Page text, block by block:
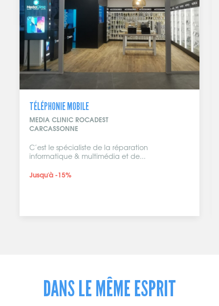
JEU DE SOCIÉTÉ / RESTAURANT
COMPTOIR LUDIQUE
CARCASSONNE
Le Comptoir Ludique est une boutique avec un
concept original. Amoureux des Jeux de
DANS LE MÊME ESPRIT